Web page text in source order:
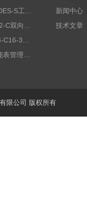
新闻中心
技术文章
限公司 版权所有